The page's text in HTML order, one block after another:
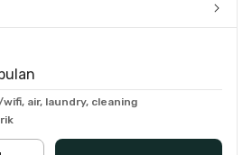
air, laundry, cleaning